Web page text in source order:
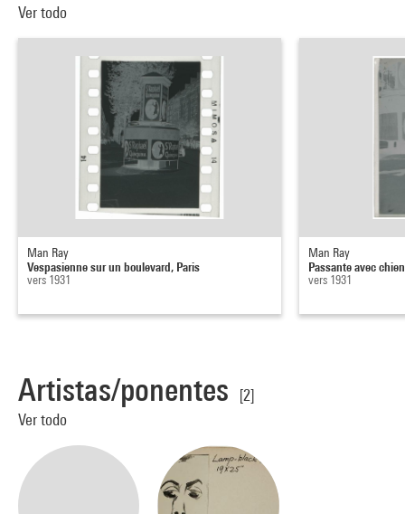
Ver todo
Man Ray
Vespasienne sur un boulevard, Paris
vers 1931
Man Ray
Passante avec
vers 1931
Artistas/ponentes
[2]
Ver todo